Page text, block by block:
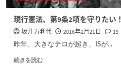
現行憲法、第9条2項を守りたい！
坂井 万利代 2016年2月21日 19
昨年、大きなテロが起き、ISが...
続きを読む